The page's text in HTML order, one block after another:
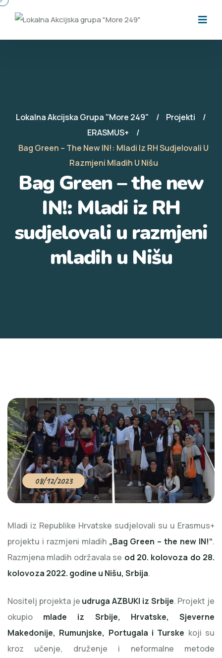
Lokalna Akcijska Grupa "More 249"
Projekti
ERASMUS+
Bag Green – The New IN!: Mladi Iz RH Sudjelovali U
Razmjeni Mladih U Nišu
Bag Green – the new
IN!: Mladi iz RH
sudjelovali u razmjeni
mladih u Nišu
08/12/2023
Mladi iz Republike Hrvatske sudjelovali su u Erasmus+
projektu i razmjeni mladih „Bag Green – the new IN!“.
Razmjena mladih održavala se od 20. kolovoza do 28.
kolovoza 2022. godine u Nišu, Srbija.
Nositelj projekta je udruga AZBUKI iz Srbije. Projekt je
okupio mlade iz Srbije, Hrvatske, Sjeverne
Makedonije, Rumunjske, Portugala i Turske koji su
kroz učenje, druženje i neformalne metode